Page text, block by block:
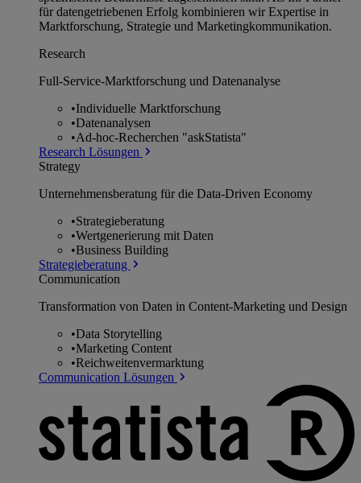
für datengetriebenen Erfolg kombinieren wir Expertise in
Marktforschung, Strategie und Marketingkommunikation.
Research
Full-Service-Marktforschung und Datenanalyse
•Individuelle Marktforschung
•Datenanalysen
•Ad-hoc-Recherchen "askStatista"
Research Lösungen
Strategy
Unternehmens­beratung für die Data-Driven Economy
•Strategieberatung
•Wertgenerierung mit Daten
•Business Building
Strategieberatung
Communication
Transformation von Daten in Content-Marketing und Design
•Data Storytelling
•Marketing Content
•Reichweitenvermarktung
Communication Lösungen